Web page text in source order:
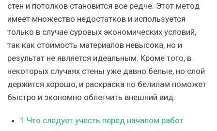
стен и потолков становится все редче. Этот метод
имеет множество недостатков и используется
только в случае суровых экономических условий,
так как стоимость материалов невысока, но и
результат не является идеальным. Кроме того, в
некоторых случаях стены уже давно белые, но слой
держится хорошо, и раскраска по белилам поможет
быстро и экономно облегчить внешний вид.
1 Что следует учесть перед началом работ